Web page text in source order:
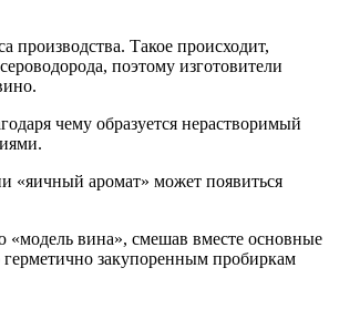
производства. Такое происходит,
поэтому изготовители
чему образуется нерастворимый
«яичный аромат» может появиться
«модель вина», смешав вместе основные
герметично закупоренным пробиркам